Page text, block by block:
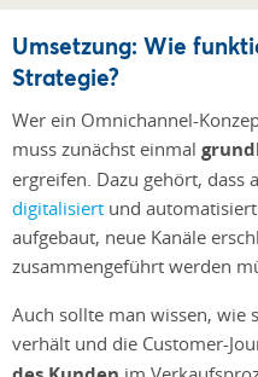
Umsetzung: Wie
Strategie?
Wer ein Omnichannel-
muss zunächst einmal
ergreifen. Dazu gehört, dass
digitalisiert und
aufgebaut, neue Kanäle
zusammengeführt werden
Auch sollte man wissen, wie
verhält und die Customer-